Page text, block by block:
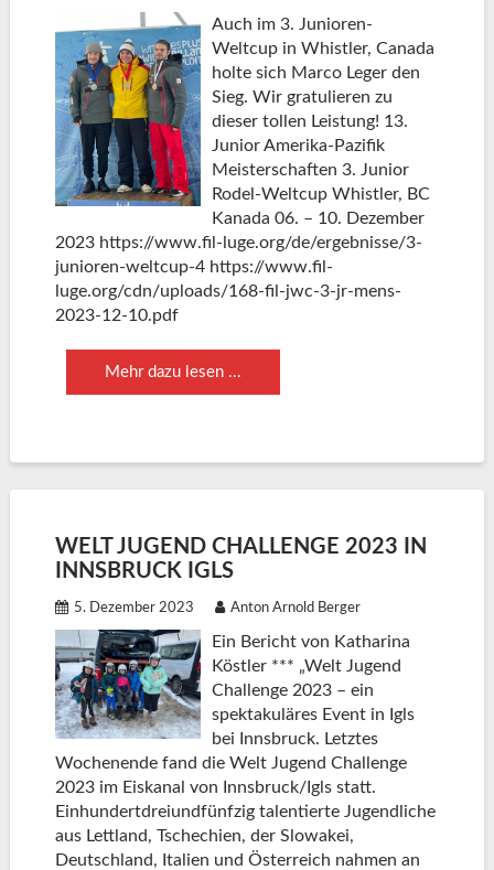
Auch im 3. Junioren-
Weltcup in Whistler, Canada
holte sich Marco Leger den
Sieg. Wir gratulieren zu
dieser tollen Leistung! 13.
Junior Amerika-Pazifik
Meisterschaften 3. Junior
Rodel-Weltcup Whistler, BC
Kanada 06. – 10. Dezember
2023 https://www.fil-luge.org/de/ergebnisse/3-
junioren-weltcup-4 https://www.fil-
luge.org/cdn/uploads/168-fil-jwc-3-jr-mens-
2023-12-10.pdf
Mehr dazu lesen ...
WELT JUGEND CHALLENGE 2023 IN
INNSBRUCK IGLS
5. Dezember 2023 Anton Arnold Berger
Ein Bericht von Katharina
Köstler *** „Welt Jugend
Challenge 2023 – ein
spektakuläres Event in Igls
bei Innsbruck. Letztes
Wochenende fand die Welt Jugend Challenge
2023 im Eiskanal von Innsbruck/Igls statt.
Einhundertdreiundfünfzig talentierte Jugendliche
aus Lettland, Tschechien, der Slowakei,
Deutschland, Italien und Österreich nahmen an